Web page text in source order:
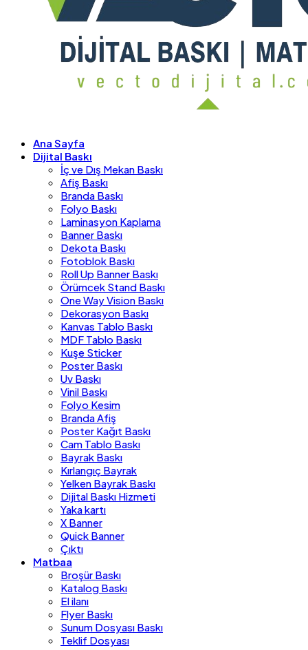
Ana Sayfa
Dijital Baskı
İç ve Dış Mekan Baskı
Afiş Baskı
Branda Baskı
Folyo Baskı
Laminasyon Kaplama
Banner Baskı
Dekota Baskı
Fotoblok Baskı
Roll Up Banner Baskı
Örümcek Stand Baskı
One Way Vision Baskı
Dekorasyon Baskı
Kanvas Tablo Baskı
MDF Tablo Baskı
Kuşe Sticker
Poster Baskı
Uv Baskı
Vinil Baskı
Folyo Kesim
Branda Afiş
Poster Kağıt Baskı
Cam Tablo Baskı
Bayrak Baskı
Kırlangıç Bayrak
Yelken Bayrak Baskı
Dijital Baskı Hizmeti
Yaka kartı
X Banner
Quick Banner
Çıktı
Matbaa
Broşür Baskı
Katalog Baskı
El ilanı
Flyer Baskı
Sunum Dosyası Baskı
Teklif Dosyası